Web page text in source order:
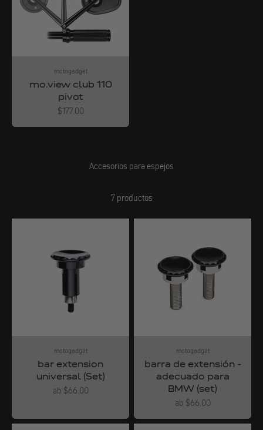
motogadget
mo.view club 110
pivot
Angebot
$177.00
Accesorios para espejos
7 productos
motogadget
bar extension
universal (Set)
Angebot
ab $66.00
motogadget
barra de extensión -
adecuado para
BMW (set)
Angebot
ab $66.00